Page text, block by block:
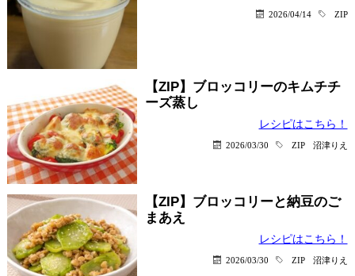
2026/04/14 ZIP
【ZIP】ブロッコリーのキムチチ
ーズ蒸し
レシピはこちら！
2026/03/30 ZIP 沼津りえ
【ZIP】ブロッコリーと納豆のご
まあえ
レシピはこちら！
2026/03/30 ZIP 沼津りえ